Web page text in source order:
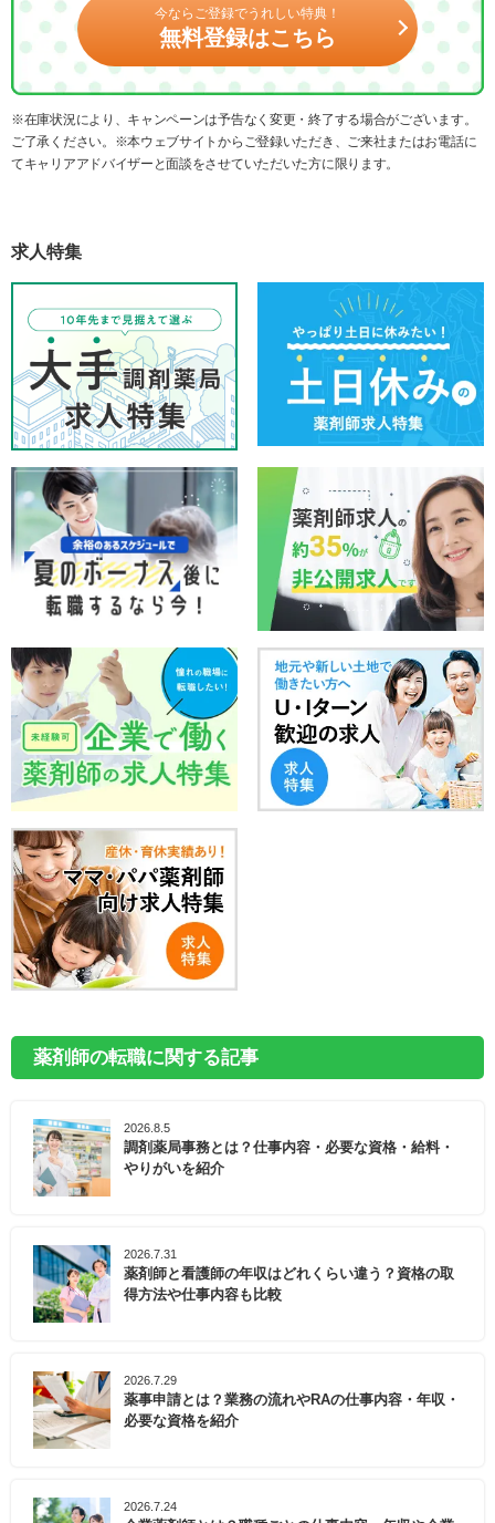
今ならご登録でうれしい特典！
無料登録はこちら
※在庫状況により、キャンペーンは予告なく変更・終了する場合がございます。
ご了承ください。※本ウェブサイトからご登録いただき、ご来社またはお電話に
てキャリアアドバイザーと面談をさせていただいた方に限ります。
求人特集
薬剤師の転職に関する記事
2026.8.5
調剤薬局事務とは？仕事内容・必要な資格・給料・
やりがいを紹介
2026.7.31
薬剤師と看護師の年収はどれくらい違う？資格の取
得方法や仕事内容も比較
2026.7.29
薬事申請とは？業務の流れやRAの仕事内容・年収・
必要な資格を紹介
2026.7.24